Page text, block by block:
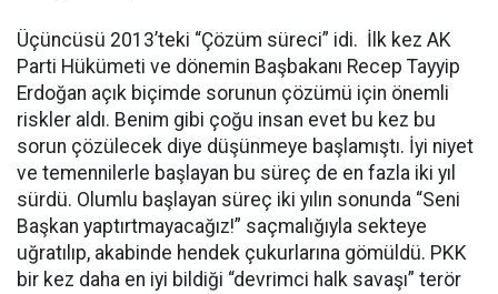
Üçüncüsü 2013’teki “Çözüm süreci” idi. İlk kez AK
Parti Hükümeti ve dönemin Başbakanı Recep Tayyip
Erdoğan açık biçimde sorunun çözümü için önemli
riskler aldı. Benim gibi çoğu insan evet bu kez bu
sorun çözülecek diye düşünmeye başlamıştı. İyi niyet
ve temennilerle başlayan bu süreç de en fazla iki yıl
sürdü. Olumlu başlayan süreç iki yılın sonunda “Seni
Başkan yaptırtmayacağız!” saçmalığıyla sekteye
uğratılıp, akabinde hendek çukurlarına gömüldü. PKK
bir kez daha en iyi bildiği “devrimci halk savaşı” terör